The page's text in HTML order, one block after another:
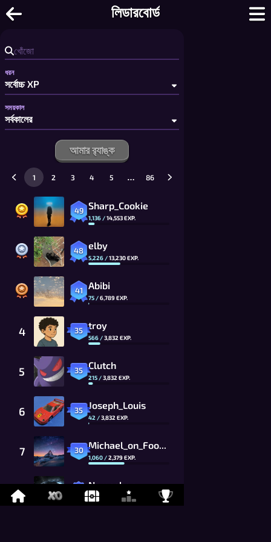
লিডারবোর্ড
টিক ট্যাক টো - ফ্রি ২ প্লেয়ার টিক ট্যাক টো: বড়
ধরন
সময়কাল
আমার র‍্যাঙ্ক
49 Sharp_Cookie
1,136 /14,553EXP.
48 elby
5,226 /13,230EXP.
41 Abibi
75 /6,789EXP.
4 35 troy
566 /3,832 EXP.
5 35 Clutch
215 /3,832 EXP.
6 35 Joseph_Louis
42 /3,832 EXP.
7 30 Michael_on_Foony
1,060 /2,379EXP.
8 Namaskar
869 EXP.
1 2 3 4 5 … 86